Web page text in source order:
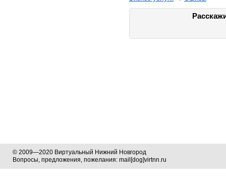
© 2009—2020 Виртуальный Нижний Новгород
Вопросы, предложения, пожелания: mail[dog]virtnn.ru